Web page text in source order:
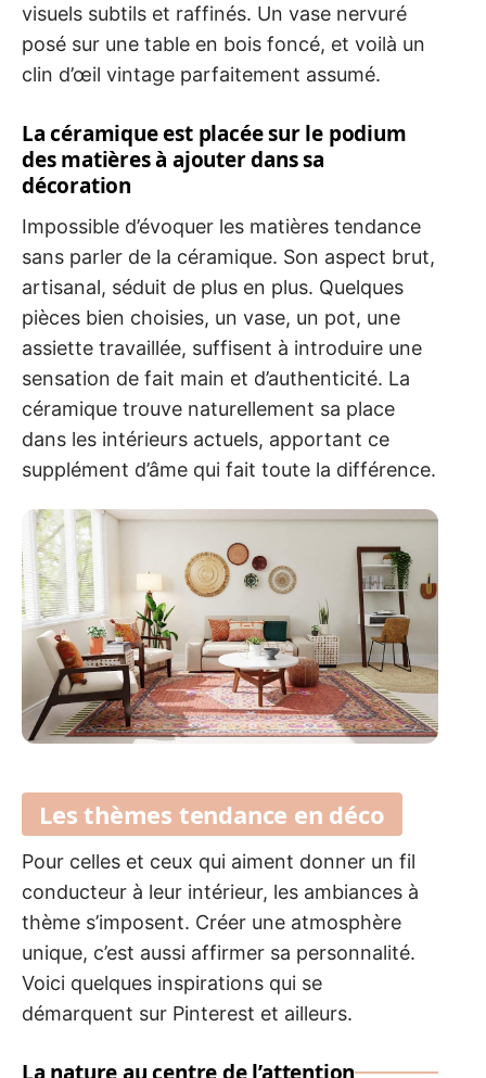
visuels subtils et raffinés. Un vase nervuré
posé sur une table en bois foncé, et voilà un
clin d’œil vintage parfaitement assumé.
La céramique est placée sur le podium
des matières à ajouter dans sa
décoration
Impossible d’évoquer les matières tendance
sans parler de la céramique. Son aspect brut,
artisanal, séduit de plus en plus. Quelques
pièces bien choisies, un vase, un pot, une
assiette travaillée, suffisent à introduire une
sensation de fait main et d’authenticité. La
céramique trouve naturellement sa place
dans les intérieurs actuels, apportant ce
supplément d’âme qui fait toute la différence.
Les thèmes tendance en déco
Pour celles et ceux qui aiment donner un fil
conducteur à leur intérieur, les ambiances à
thème s’imposent. Créer une atmosphère
unique, c’est aussi affirmer sa personnalité.
Voici quelques inspirations qui se
démarquent sur Pinterest et ailleurs.